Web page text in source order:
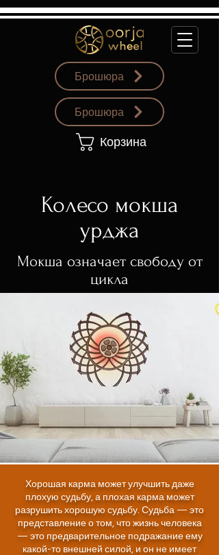
Брошюра
Брошюра
Корзина
Колесо мокша
урджа
Мокша означает свободу от
цикла
Хорошая карма может улучшить даже
плохую судьбу, а плохая карма может
разрушить хорошую судьбу. Судьба — это
представление о том, что жизнь человека
— это предварительное подражание ему
какой-то внешней силой, и он не имеет